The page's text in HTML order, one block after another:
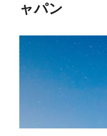
ャパン